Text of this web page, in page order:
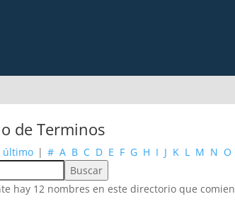
de Terminos
último | # A B C D E F G H I J K L M N O
hay 12 nombres en este directorio que